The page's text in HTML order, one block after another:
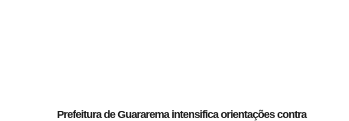
Prefeitura de Guararema intensifica orientações contra